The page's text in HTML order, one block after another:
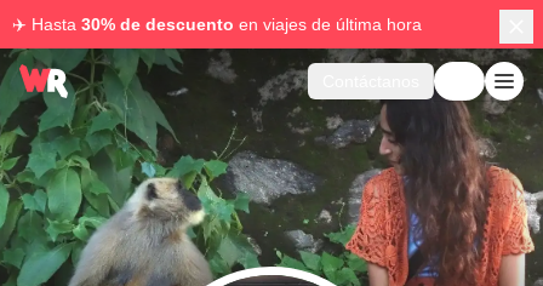
✈️ Hasta 30% de descuento en viajes de última hora